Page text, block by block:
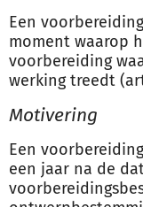
Een
moment waarop
voorbereiding
werking treedt
Motivering
Een
een jaar na de